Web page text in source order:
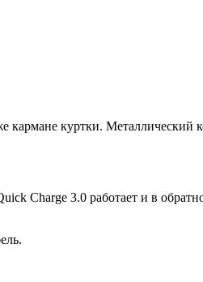
куртки. Металлический
Charge 3.0 работает и в